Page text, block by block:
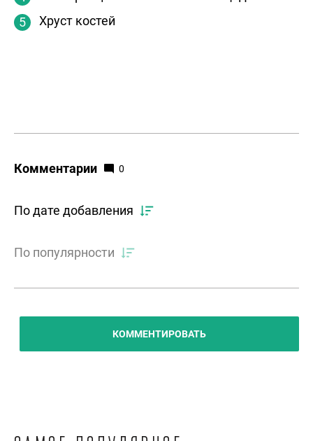
Хруст костей
Комментарии 0
По дате добавления
По популярности
КОММЕНТИРОВАТЬ